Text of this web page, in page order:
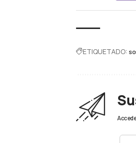
ETIQUETADO: